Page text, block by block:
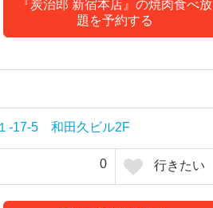
『炭治郎 新宿本店』の焼肉食べ放
題を予約する
-17-5 和田久ビル2F
0 行きたい